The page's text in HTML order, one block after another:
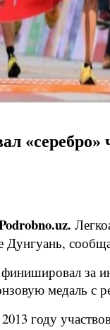
за
медаль с
году